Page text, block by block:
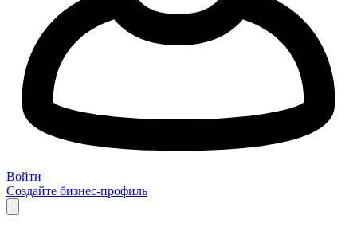
Войти
Создайте бизнес-профиль